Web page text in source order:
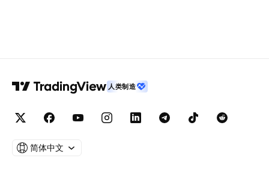
人类制造
简体中文